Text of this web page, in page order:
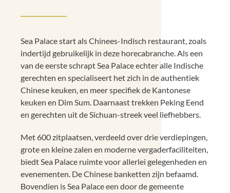
Sea Palace start als Chinees-Indisch restaurant, zoals
indertijd gebruikelijk in deze horecabranche. Als een
van de eerste schrapt Sea Palace echter alle Indische
gerechten en specialiseert het zich in de authentiek
Chinese keuken, en meer specifiek de Kantonese
keuken en Dim Sum. Daarnaast trekken Peking Eend
en gerechten uit de Sichuan-streek veel liefhebbers.
Met 600 zitplaatsen, verdeeld over drie verdiepingen,
grote en kleine zalen en moderne vergaderfaciliteiten,
biedt Sea Palace ruimte voor allerlei gelegenheden en
evenementen. De Chinese banketten zijn befaamd.
Bovendien is Sea Palace een door de gemeente